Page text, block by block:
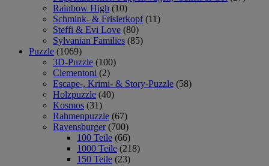
Rainbow High (10)
Schmink- & Frisierkopf (11)
Steffi & Evi Love (80)
Sylvanian Families (85)
Puzzle (1069)
3D-Puzzle (100)
Clementoni (2)
Escape-, Krimi- & Story-Puzzle (58)
Holzpuzzle (40)
Kosmos (31)
Rahmenpuzzle (67)
Ravensburger (700)
100 Teile (66)
1000 Teile (218)
150 Teile (23)